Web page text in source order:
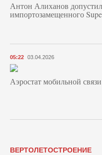
Антон Алиханов
импортозамещенного
05:22 03.04.2026
Аэростат мобильной
ВЕРТОЛЕТОСТРОЕНИЕ